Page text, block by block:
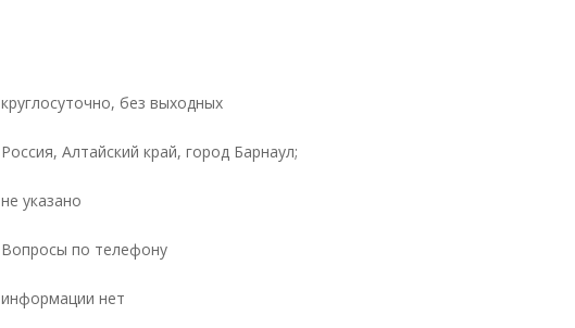
круглосуточно, без выходных
Россия, Алтайский край, город Барнаул;
не указано
Вопросы по телефону
информации нет